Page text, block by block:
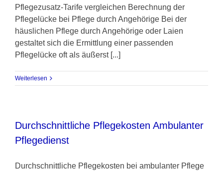
Pflegezusatz-Tarife vergleichen Berechnung der
Pflegelücke bei Pflege durch Angehörige Bei der
häuslichen Pflege durch Angehörige oder Laien
gestaltet sich die Ermittlung einer passenden
Pflegelücke oft als äußerst [...]
Weiterlesen
Durchschnittliche Pflegekosten Ambulanter
Pflegedienst
Durchschnittliche Pflegekosten bei ambulanter Pflege